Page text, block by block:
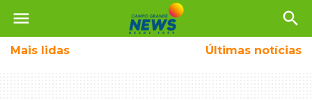
menu search
Mais lidas Últimas notícias